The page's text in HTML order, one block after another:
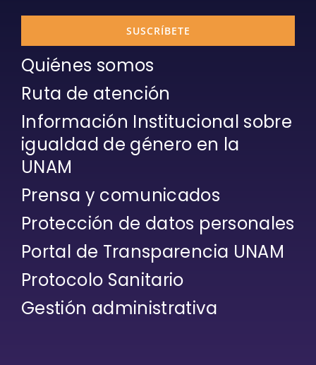
SUSCRÍBETE
Quiénes somos
Ruta de atención
Información Institucional sobre
igualdad de género en la
UNAM
Prensa y comunicados
Protección de datos personales
Portal de Transparencia UNAM
Protocolo Sanitario
Gestión administrativa